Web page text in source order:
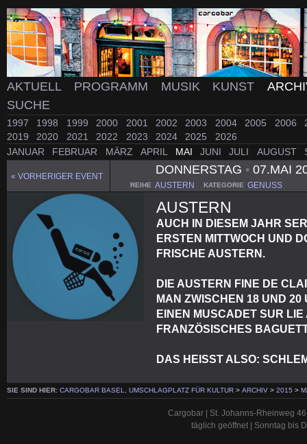
AKTUELL PROGRAMM MUSIK KUNST
SUCHE
1997 1998 1999 2000 2001 2002 2003 2004 2005 2006
2019
2020 2021 2022 2023 2024 2025
2026
JANUAR
FEBRUAR MÄRZ APRIL MAI JUNI JULI AUGUST
« VORHERIGER EVENT
DONNERSTAG •07.MAI
REIHE AUSTERN KATEGORIE GENUSS
AUSTERN
AUCH IN DIESEM JAHR
ERSTEN MITTWOCH UND
FRISCHE AUSTERN.
DIE AUSTERN FINE DE
MAN ZWISCHEN 18 UND
EINEN MUSCADET SUR
FRANZÖSISCHES
DAS HEISST ALSO:
SIE SIND HIER: CARGOBAR BASEL, UMSCHLAGPLATZ FÜR KULTUR > ARCHIV > 2015 >
Cargobar | St. Johanns-Rheinweg
täglich geöffnet | Sonntag bis